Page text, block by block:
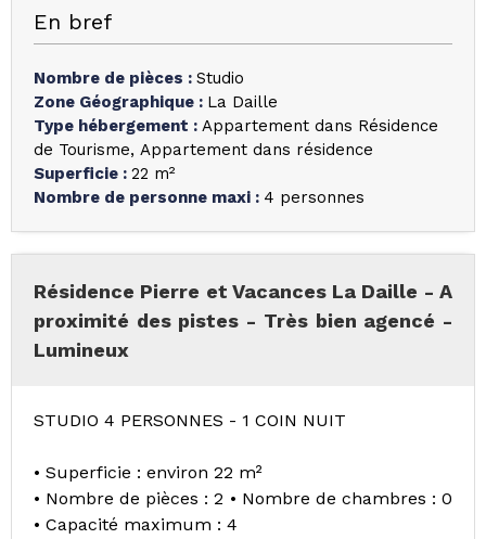
En bref
Nombre de pièces : Studio
Zone Géographique : La Daille
Type hébergement : Appartement dans Résidence
de Tourisme Appartement dans résidence
Superficie : 22 m²
Nombre de personne maxi : 4 personnes
Résidence Pierre et Vacances La Daille - A
proximité des pistes - Très bien agencé -
Lumineux
STUDIO 4 PERSONNES - 1 COIN NUIT
• Superficie : environ 22 m²
• Nombre de pièces : 2 • Nombre de chambres : 0
• Capacité maximum : 4